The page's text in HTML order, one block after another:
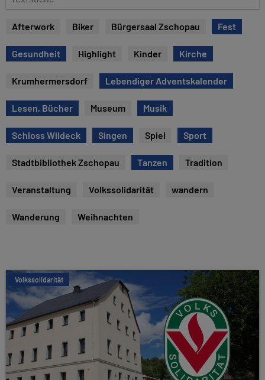
e
s
u
e
Afterwork Biker Bürgersaal Zschopau Fest
Gesundheit Highlight Kinder Kirche
Krumhermersdorf Lebendiger Adventskalender
Lesen, Bücher Museum Musik
Schloss Wildeck Singen Spiel Sport
Stadtbibliothek Zschopau Tanzen Tradition
Veranstaltung Volkssolidarität wandern
Wanderung Weihnachten
Volkssolidarität